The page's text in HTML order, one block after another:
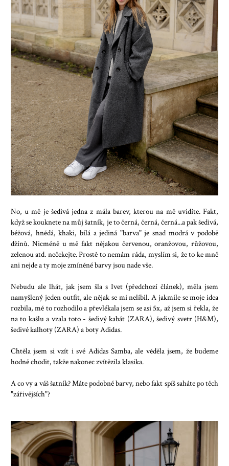
No, u mě je šedivá jedna z mála barev, kterou na mě uvidíte. Fakt,
když se kouknete na můj šatník, je to černá, černá, černá...a pak šedivá,
béžová, hnědá, khaki, bílá a jediná "barva" je snad modrá v podobě
džínů. Nicméně u mě fakt nějakou červenou, oranžovou, růžovou,
zelenou atd. nečekejte. Prostě to nemám ráda, myslím si, že to ke mně
ani nejde a ty moje zmíněné barvy jsou nade vše.
Nebudu ale lhát, jak jsem šla s Ivet (předchozí článek), měla jsem
namyšlený jeden outfit, ale nějak se mi nelíbil. A jakmile se moje idea
rozbila, mě to rozhodilo a převlékala jsem se asi 5x, až jsem si řekla, že
na to kašlu a vzala toto - šedivý kabát (ZARA), šedivý svetr (H&M),
šedivé kalhoty (ZARA) a boty Adidas.
Chtěla jsem si vzít i své Adidas Samba, ale věděla jsem, že budeme
hodně chodit, takže nakonec zvítězila klasika.
A co vy a váš šatník? Máte podobné barvy, nebo fakt spíš saháte po těch
"zářivějších"?